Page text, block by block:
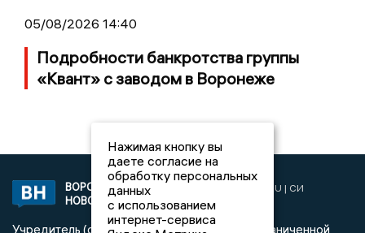
05/08/2026 14:40
Подробности банкротства группы
«Квант» с заводом в Воронеже
ВОРОНЕЖСКИЕ
НОВОСТИ
2019 © VORONEZHNEWS.RU | СИ
«Воронежские новости»
Учредитель (соучредители): Общество с ограниченной
Нажимая кнопку вы
даете согласие на
обработку персональных
данных
с использованием
интернет-сервиса